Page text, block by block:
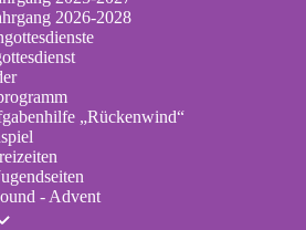
2026-2028
(opens
in
new
tab)
„Rückenwind“
- Advent